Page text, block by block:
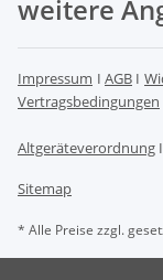
weitere
Impressum I AGB I
Vertragsbedingungen
Altgeräteverordnung I
Sitemap
* Alle Preise zzgl.